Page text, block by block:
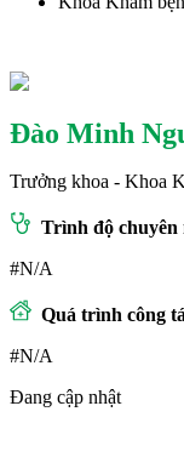
Đào Minh
Trưởng khoa - Khoa
Trình độ chuyên
#N/A
Quá trình công
#N/A
Đang cập nhật